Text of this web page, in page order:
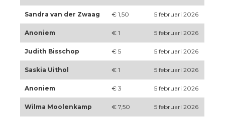
Sandra van der Zwaag € 1,50 5 februari 2026
Anoniem € 1 5 februari 2026
Judith Bisschop € 5 5 februari 2026
Saskia Uithol € 1 5 februari 2026
Anoniem € 3 5 februari 2026
Wilma Moolenkamp € 7,50 5 februari 2026